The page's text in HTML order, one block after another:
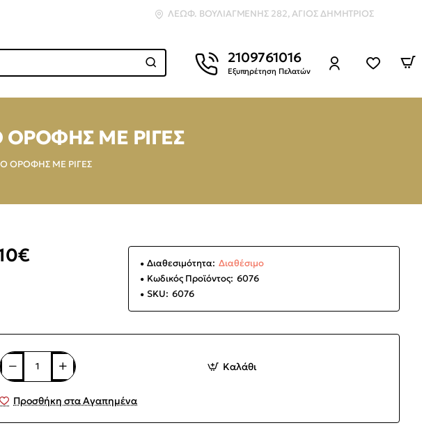
ΛΕΩΦ. ΒΟΥΛΙΑΓΜΈΝΗΣ 282, ΆΓΙΟΣ ΔΗΜΉΤΡΙΟΣ
2109761016
Εξυπηρέτηση Πελατών
ΜΕ ΡΙΓΕΣ
ΟΡΟΦΗΣ ΜΕ ΡΙΓΕΣ
Διαθεσιμότητα: Διαθέσιμο
Κωδικός Προϊόντος: 6076
SKU: 6076
Καλάθι
Προσθήκη στα Αγαπημένα